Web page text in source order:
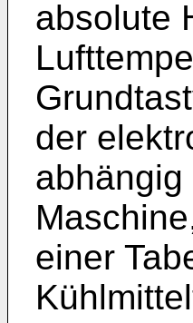
absolute
der
einer